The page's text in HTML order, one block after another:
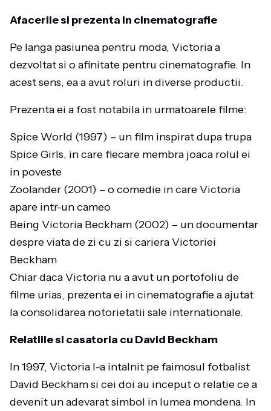
Afacerile si prezenta in cinematografie
Pe langa pasiunea pentru moda, Victoria a
dezvoltat si o afinitate pentru cinematografie. In
acest sens, ea a avut roluri in diverse productii.
Prezenta ei a fost notabila in urmatoarele filme:
Spice World (1997) – un film inspirat dupa trupa
Spice Girls, in care fiecare membra joaca rolul ei
in poveste
Zoolander (2001) – o comedie in care Victoria
apare intr-un cameo
Being Victoria Beckham (2002) – un documentar
despre viata de zi cu zi si cariera Victoriei
Beckham
Chiar daca Victoria nu a avut un portofoliu de
filme urias, prezenta ei in cinematografie a ajutat
la consolidarea notorietatii sale internationale.
Relatiile si casatoria cu David Beckham
In 1997, Victoria l-a intalnit pe faimosul fotbalist
David Beckham si cei doi au inceput o relatie ce a
devenit un adevarat simbol in lumea mondena. In